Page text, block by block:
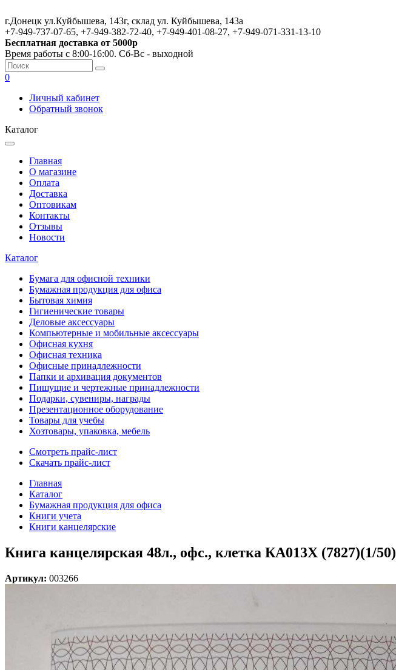
г.Донецк ул.Куйбышева, 143г, склад ул. Куйбышева, 143а
+7-949-737-07-65, +7-949-382-72-40, +7-949-401-08-27, +7-949-071-331-13-10
Бесплатная доставка от 5000р
Время работы с 8:00-16:00. Сб-Вс - выходной
0
Личный кабинет
Обратный звонок
Каталог
Главная
О магазине
Оплата
Доставка
Оптовикам
Контакты
Отзывы
Новости
Каталог
Бумага для офисной техники
Бумажная продукция для офиса
Бытовая химия
Гигиенические товары
Деловые аксессуары
Компьютерные и мобильные аксессуары
Офисная кухня
Офисная техника
Офисные принадлежности
Папки и архивация документов
Пишущие и чертежные принадлежности
Подарки, сувениры, награды
Презентационное оборудование
Товары для учебы
Хозтовары, упаковка, мебель
Смотреть прайс-лист
Скачать прайс-лист
Главная
Каталог
Бумажная продукция для офиса
Книги учета
Книги канцелярские
Книга канцелярская 48л., офс., клетка КА013Х (7827)(1/50)
Артикул: 003266